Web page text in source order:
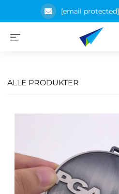
[email protected]
ALLE PRODUKTER